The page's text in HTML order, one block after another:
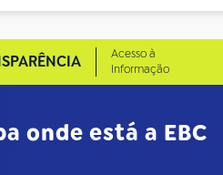
Acesso à
Informação
onde está a EBC